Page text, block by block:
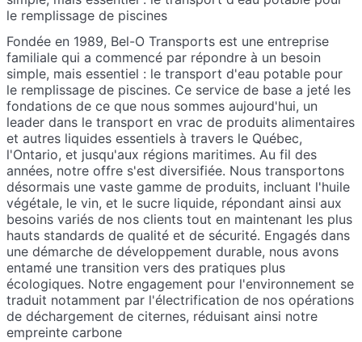
le remplissage de piscines
Fondée en 1989, Bel-O Transports est une entreprise
familiale qui a commencé par répondre à un besoin
simple, mais essentiel : le transport d'eau potable pour
le remplissage de piscines. Ce service de base a jeté les
fondations de ce que nous sommes aujourd'hui, un
leader dans le transport en vrac de produits alimentaires
et autres liquides essentiels à travers le Québec,
l'Ontario, et jusqu'aux régions maritimes. Au fil des
années, notre offre s'est diversifiée. Nous transportons
désormais une vaste gamme de produits, incluant l'huile
végétale, le vin, et le sucre liquide, répondant ainsi aux
besoins variés de nos clients tout en maintenant les plus
hauts standards de qualité et de sécurité. Engagés dans
une démarche de développement durable, nous avons
entamé une transition vers des pratiques plus
écologiques. Notre engagement pour l'environnement se
traduit notamment par l'électrification de nos opérations
de déchargement de citernes, réduisant ainsi notre
empreinte carbone